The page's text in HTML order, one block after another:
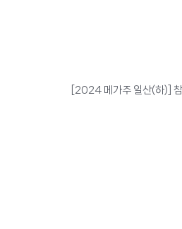
[2024 메가주 일산(하)]